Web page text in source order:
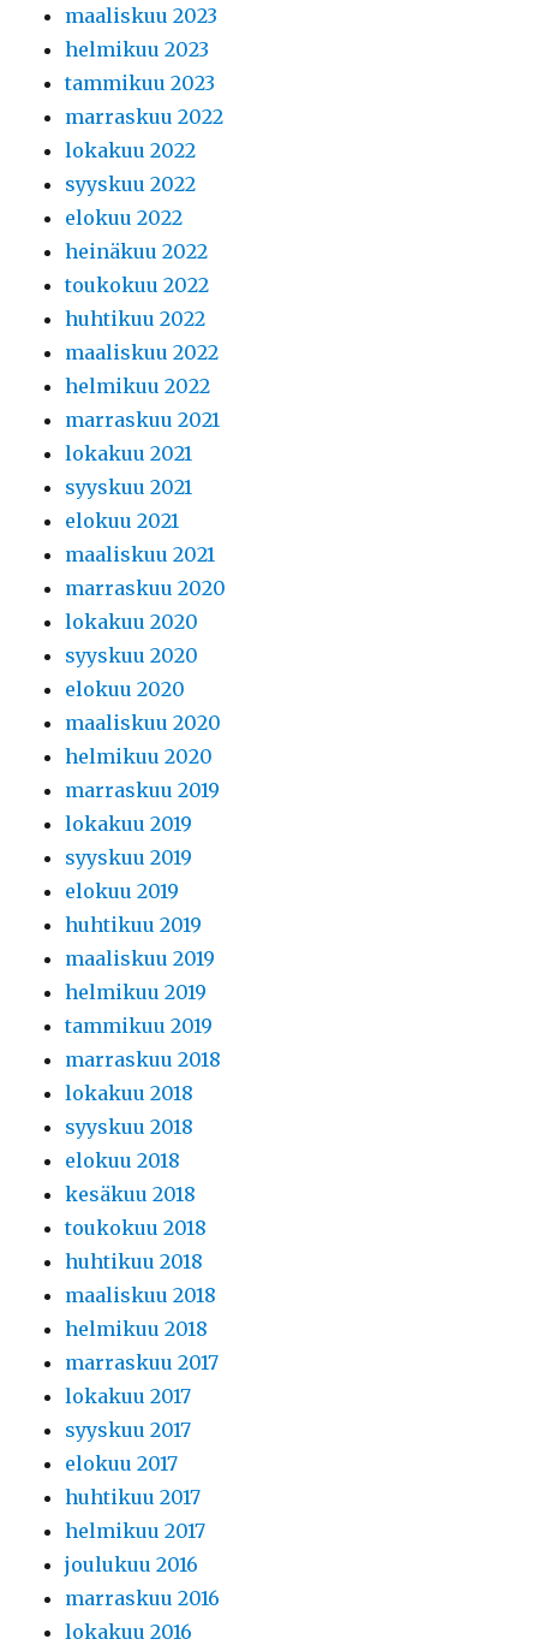
maaliskuu 2023
helmikuu 2023
tammikuu 2023
marraskuu 2022
lokakuu 2022
syyskuu 2022
elokuu 2022
heinäkuu 2022
toukokuu 2022
huhtikuu 2022
maaliskuu 2022
helmikuu 2022
marraskuu 2021
lokakuu 2021
syyskuu 2021
elokuu 2021
maaliskuu 2021
marraskuu 2020
lokakuu 2020
syyskuu 2020
elokuu 2020
maaliskuu 2020
helmikuu 2020
marraskuu 2019
lokakuu 2019
syyskuu 2019
elokuu 2019
huhtikuu 2019
maaliskuu 2019
helmikuu 2019
tammikuu 2019
marraskuu 2018
lokakuu 2018
syyskuu 2018
elokuu 2018
kesäkuu 2018
toukokuu 2018
huhtikuu 2018
maaliskuu 2018
helmikuu 2018
marraskuu 2017
lokakuu 2017
syyskuu 2017
elokuu 2017
huhtikuu 2017
helmikuu 2017
joulukuu 2016
marraskuu 2016
lokakuu 2016